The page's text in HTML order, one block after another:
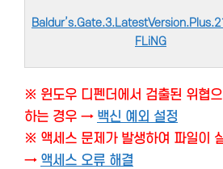
FLiNG
※ 윈도우 디펜더에서 검출된 위협
하는 경우 → 백신 예외 설정
※ 액세스 문제가 발생하여 파일이
→ 액세스 오류 해결